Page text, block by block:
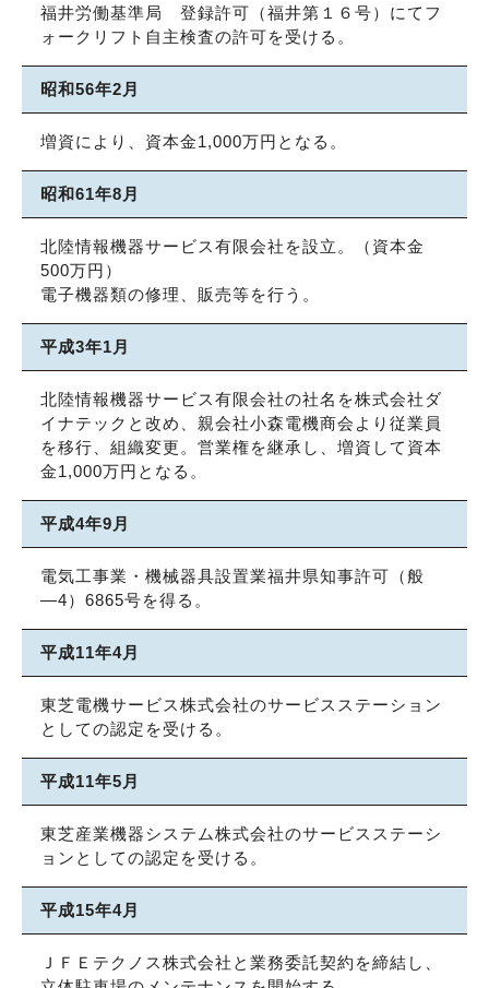
福井労働基準局 登録許可（福井第１６号）にてフ
ォークリフト自主検査の許可を受ける。
昭和56年2月
増資により、資本金1,000万円となる。
昭和61年8月
北陸情報機器サービス有限会社を設立。（資本金
500万円）
電子機器類の修理、販売等を行う。
平成3年1月
北陸情報機器サービス有限会社の社名を株式会社ダ
イナテックと改め、親会社小森電機商会より従業員
を移行、組織変更。営業権を継承し、増資して資本
金1,000万円となる。
平成4年9月
電気工事業・機械器具設置業福井県知事許可（般
―4）6865号を得る。
平成11年4月
東芝電機サービス株式会社のサービスステーション
としての認定を受ける。
平成11年5月
東芝産業機器システム株式会社のサービスステーシ
ョンとしての認定を受ける。
平成15年4月
ＪＦＥテクノス株式会社と業務委託契約を締結し、